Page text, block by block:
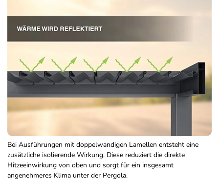
Bei Ausführungen mit doppelwandigen Lamellen entsteht eine
zusätzliche isolierende Wirkung. Diese reduziert die direkte
Hitzeeinwirkung von oben und sorgt für ein insgesamt
angenehmeres Klima unter der Pergola.